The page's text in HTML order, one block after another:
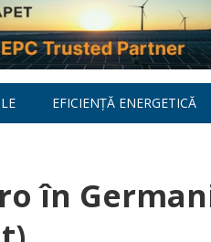
EFICIENȚĂ ENERGETICĂ
în